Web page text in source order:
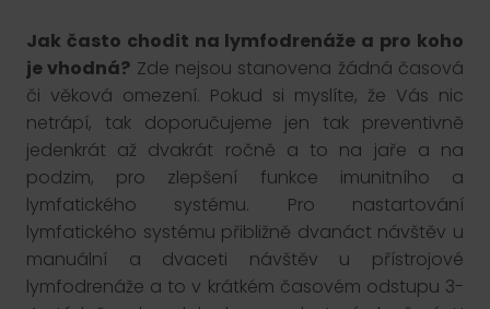
Jak často chodit na lymfodrenáže a pro koho
je vhodná? Zde nejsou stanovena žádná časová
či věková omezení. Pokud si myslíte, že Vás nic
netrápí, tak doporučujeme jen tak preventivně
jedenkrát až dvakrát ročně a to na jaře a na
podzim, pro zlepšení funkce imunitního a
lymfatického systému. Pro nastartování
lymfatického systému přibližně dvanáct návštěv u
manuální a dvaceti návštěv u přístrojové
lymfodrenáže a to v krátkém časovém odstupu 3-